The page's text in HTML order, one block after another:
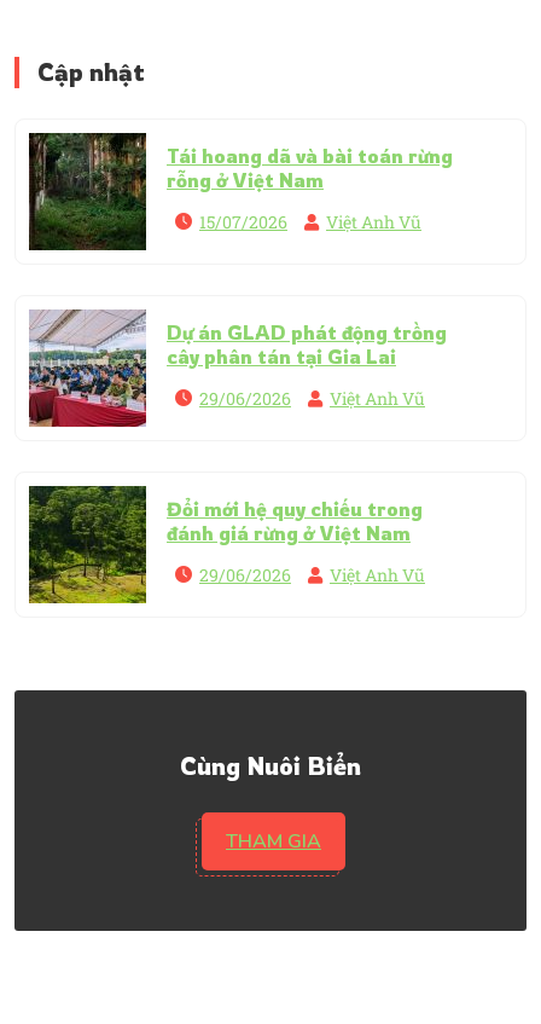
Cập nhật
Tái hoang dã và bài toán rừng
rỗng ở Việt Nam
15/07/2026 Việt Anh Vũ
Dự án GLAD phát động trồng
cây phân tán tại Gia Lai
29/06/2026 Việt Anh Vũ
Đổi mới hệ quy chiếu trong
đánh giá rừng ở Việt Nam
29/06/2026 Việt Anh Vũ
Cùng Nuôi Biển
THAM GIA